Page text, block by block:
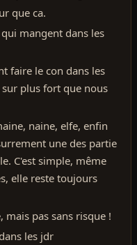
que ca.
mangent dans les
faire le con dans les
plus fort que nous
naine, elfe, enfin
une des partie
C'est simple, même
elle reste toujours
mais pas sans risque !
les jdr